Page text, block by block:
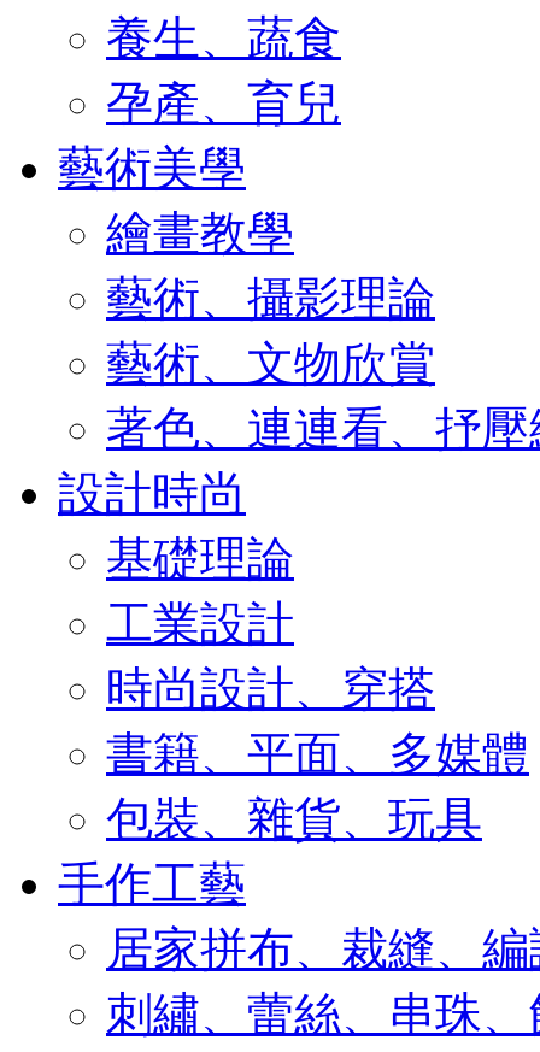
養生、蔬食
孕產、育兒
藝術美學
繪畫教學
藝術、攝影理論
藝術、文物欣賞
著色、連連看、抒
設計時尚
基礎理論
工業設計
時尚設計、穿搭
書籍、平面、多媒體
包裝、雜貨、玩具
手作工藝
居家拼布、裁縫、
刺繡、蕾絲、串珠